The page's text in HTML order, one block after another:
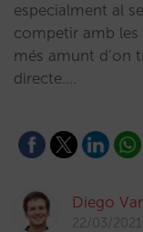
especialment al
competir amb les
més amunt d’on
directe.…
Diego
22/03/2021